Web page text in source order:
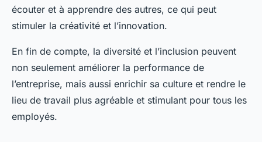
écouter et à apprendre des autres, ce qui peut
stimuler la créativité et l’innovation.
En fin de compte, la diversité et l’inclusion peuvent
non seulement améliorer la performance de
l’entreprise, mais aussi enrichir sa culture et rendre le
lieu de travail plus agréable et stimulant pour tous les
employés.